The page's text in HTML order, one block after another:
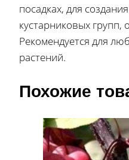
посадках, для
кустарниковых групп,
Рекомендуется для
растений.
Похожие